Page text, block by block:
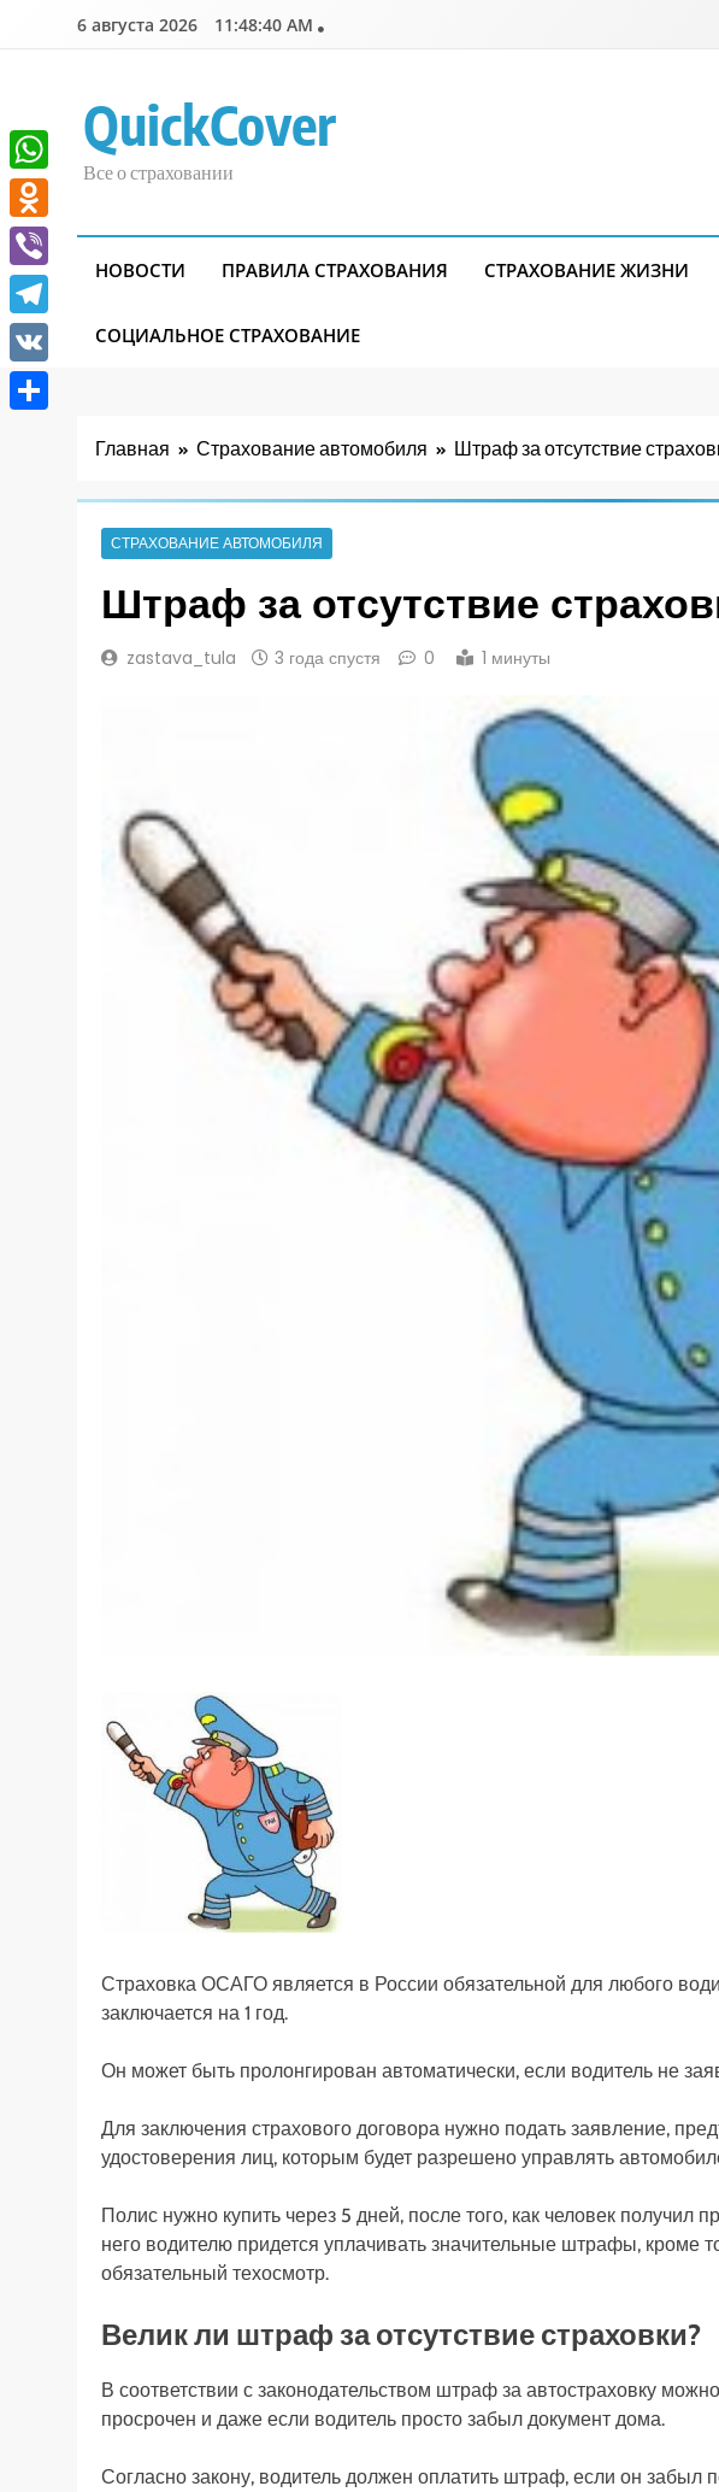
6 августа 2026 11:48:42 AM
QuickCover
Все о страховании
НОВОСТИ ПРАВИЛА СТРАХОВАНИЯ СТРАХОВАНИЕ ЖИЗНИ
СОЦИАЛЬНОЕ СТРАХОВАНИЕ
Главная Страхование автомобиля Штраф за отсутствие
СТРАХОВАНИЕ АВТОМОБИЛЯ
Штраф за отсутствие
zastava_tula 3 года спустя 0 1 минуты
Страховка ОСАГО является в России обязательной для любого
заключается на 1 год.
Он может быть пролонгирован автоматически, если водитель не
Для заключения страхового договора нужно подать заявление,
удостоверения лиц, которым будет разрешено управлять
Полис нужно купить через 5 дней, после того, как человек получил
него водителю придется уплачивать значительные штрафы, кроме
обязательный техосмотр.
Велик ли штраф за отсутствие страховки?
В соответствии с законодательством штраф за автостраховку можно
просрочен и даже если водитель просто забыл документ дома.
Согласно закону, водитель должен оплатить штраф, если он
WhatsApp
Odnoklassniki
Viber
Telegram
VK